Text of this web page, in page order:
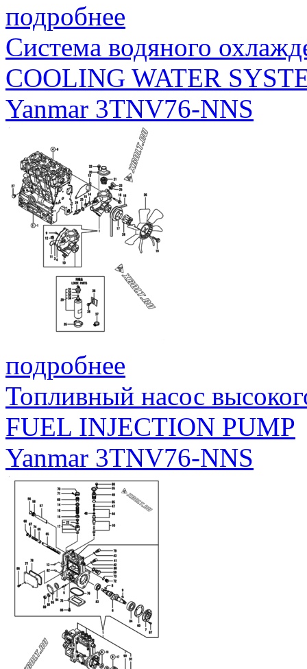
подробнее
Система водяного
COOLING WATER
Yanmar 3TNV76-NNS
подробнее
Топливный насос
FUEL INJECTION PUMP
Yanmar 3TNV76-NNS